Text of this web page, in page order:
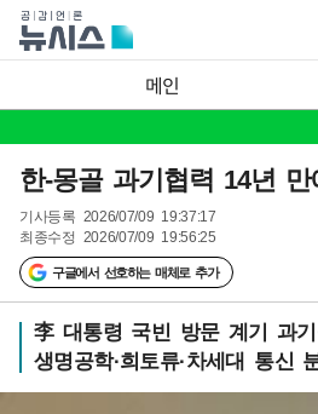
메인
한-몽골 과기협력 14년
기사등록 2026/07/09 19:37:17
최종수정 2026/07/09 19:56:25
구글에서 선호하는 매체로 추가
李 대통령 국빈 방문 계기 과
생명공학·희토류·차세대 통신